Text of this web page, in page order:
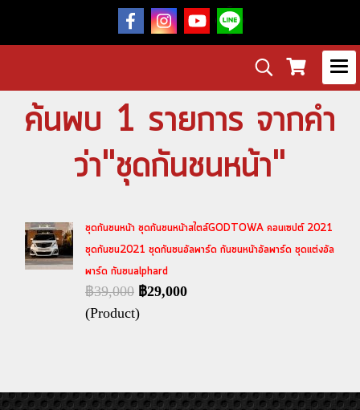
ค้นพบ 1 รายการ จากคำ
ว่า"ชุดกันชนหน้า"
ชุดกันชนหน้า ชุดกันชนหน้าสไตล์GODTOWA คอนเซปต์ 2021
ชุดกันชน2021 ชุดกันชนอัลพาร์ด กันชนหน้าอัลพาร์ด ชุดแต่งอัล
พาร์ด กันชนalphard
฿39,000 ฿29,000
(Product)